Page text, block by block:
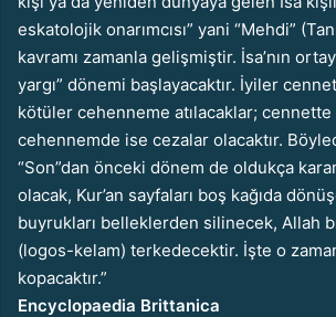
eskatolojik onarımcısı” yani “Mehdi”
kavramı zamanla gelişmiştir. İsa’nın
yargı” dönemi başlayacaktır. İyiler
kötüler cehenneme atılacaklar;
cehennemde ise cezalar olacaktır.
“Son”dan önceki dönem de oldukça
olacak, Kur’an sayfaları boş kağıda
buyrukları belleklerden silinecek, Allah
(logos-kelam) terkedecektir. İşte o
kopacaktır.”
Encyclopaedia Brittanica